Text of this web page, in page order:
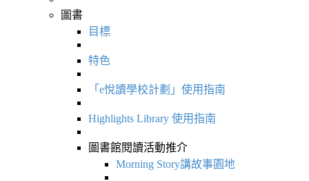
圖書
目標
特色
「e悅讀學校計劃」使用指南
Highlights Library 使用指南
圖書館閱讀活動推介
Morning Story講故事園地